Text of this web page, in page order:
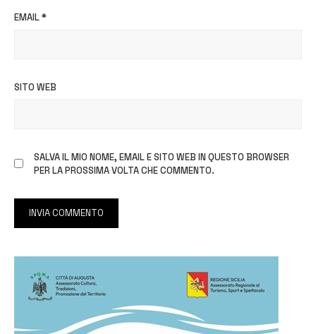
EMAIL*
SITO WEB
SALVA IL MIO NOME, EMAIL E SITO WEB IN QUESTO BROWSER
PER LA PROSSIMA VOLTA CHE COMMENTO.